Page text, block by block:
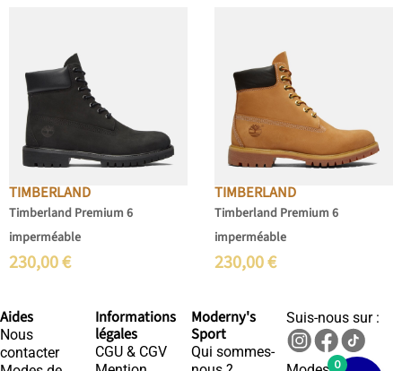
TIMBERLAND
Timberland Premium 6
imperméable
230,00€
TIMBERLAND
Timberland Premium 6
imperméable
230,00€
Aides
Nous
contacter
Informations
légales
CGU & CGV
Moderny's
Sport
Qui sommes-
Suis-nous sur :
0